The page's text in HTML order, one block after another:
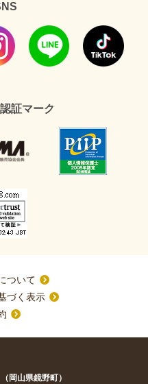
証マーク
ついて
づく表示
岡山県鏡野町）